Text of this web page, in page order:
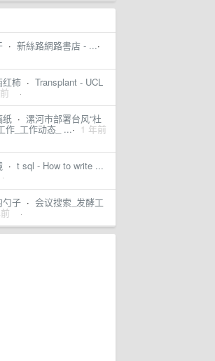
· 新絲路網路書店 - ...·
红柿 · Transplant - UCL
·
纸 · 漯河市部署台风“杜
作_工作动态_ ...· 1 年前
· t sql - How to write ...
·
勺子 · 会议搜索_发酵工
·